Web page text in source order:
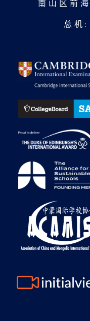
南山区前
总机: